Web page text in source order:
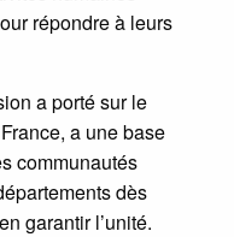
répondre à leurs
a porté sur le
a une base
communautés
dès
garantir l’unité.